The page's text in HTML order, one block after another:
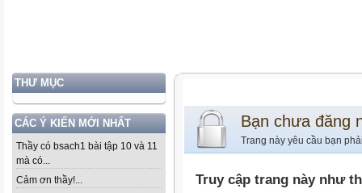
THƯ MỤC
CÁC Ý KIẾN MỚI NHẤT
Thầy có bsach1 bài tập 10 và 11
mà có...
Cảm ơn thầy!...
Bạn chưa đăng
Trang này yêu cầu bạn
Truy cập trang này như